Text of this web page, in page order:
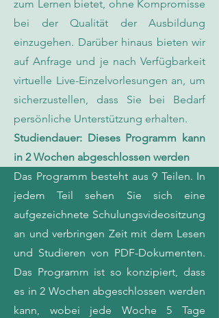
zum Lernen bietet, ohne Kompromisse
bei der Qualität der Ausbildung
einzugehen. Darüber hinaus bieten wir
auf Anfrage und je nach Verfügbarkeit
virtuelle Live-Einzelvorlesungen an, um
sicherzustellen, dass Sie bei Bedarf
persönliche Unterstützung erhalten.
Studiendauer: Dieses Programm kann
in 2 Wochen abgeschlossen werden
Das Programm besteht aus 9 Teilen. In
jedem Teil sehen Sie sich eine
aufgezeichnete Schulungsvideositzung
an und verbringen Zeit mit dem Lesen
und Studieren von PDF-Dokumenten.
Das Programm ist so konzipiert, dass
es in 2 Wochen abgeschlossen werden
kann, wobei jede Woche 5 Tage